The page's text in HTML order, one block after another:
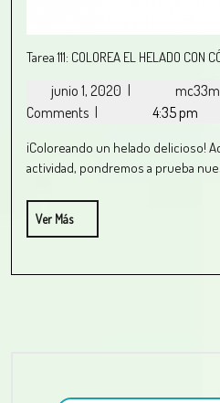
Tarea 111: COLOREA EL HELADO CON
junio 1, 2020 |
Comments | 4:35 pm
¡Coloreando un helado delicioso!
actividad, pondremos a prueba
Ver Más